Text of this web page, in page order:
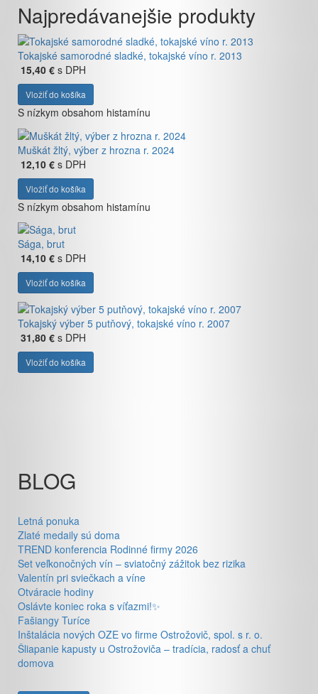
Najpredávanejšie produkty
Tokajské samorodné sladké, tokajské víno r. 2013
15,40 € s DPH
Vložiť do košíka
S nízkym obsahom histamínu
Muškát žltý, výber z hrozna r. 2024
12,10 € s DPH
Vložiť do košíka
S nízkym obsahom histamínu
Sága, brut
14,10 € s DPH
Vložiť do košíka
Tokajský výber 5 putňový, tokajské víno r. 2007
31,80 € s DPH
Vložiť do košíka
BLOG
Letná ponuka
Zlaté medaily sú doma
TREND konferencia Rodinné firmy 2026
Set veľkonočných vín – sviatočný zážitok bez rizika
Valentín pri sviečkach a víne
Otváracie hodiny
Oslávte koniec roka s víťazmi!✨
Fašiangy Turíce
Inštalácia nových OZE vo firme Ostrožovič, spol. s r. o.
Šliapanie kapusty u Ostrožoviča – tradícia, radosť a chuť
domova